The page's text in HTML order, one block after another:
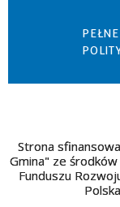
Strona
Gmina" ze
Funduszu